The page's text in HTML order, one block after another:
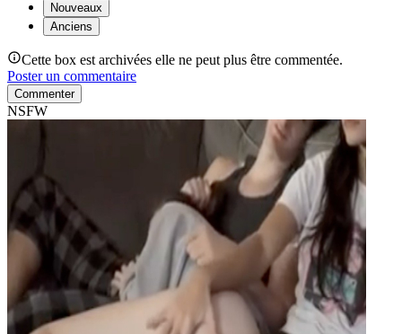
Nouveaux
Anciens
Cette box est archivées elle ne peut plus être commentée.
Poster un commentaire
Commenter
NSFW